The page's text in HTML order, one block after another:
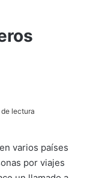
lectura
varios países
por viajes